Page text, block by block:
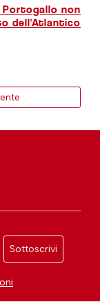
non
dell'Atlantico
Sottoscrivi